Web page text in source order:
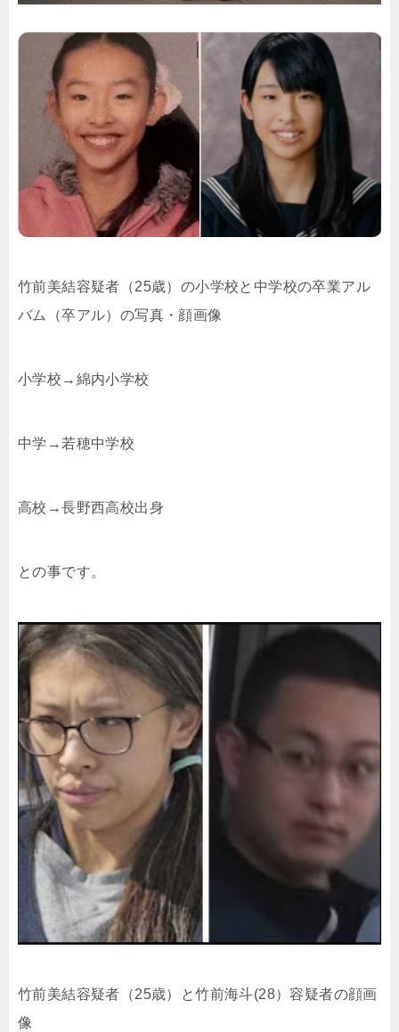
竹前美結容疑者（25歳）の小学校と中学校の卒業アル
バム（卒アル）の写真・顔画像
小学校→綿内小学校
中学→若穂中学校
高校→長野西高校出身
との事です。
竹前美結容疑者（25歳）と竹前海斗(28）容疑者の顔画
像